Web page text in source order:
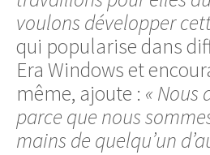
voulons développer
qui popularise dans
Era Windows et
même, ajoute : « Nous
parce que nous
mains de quelqu’un